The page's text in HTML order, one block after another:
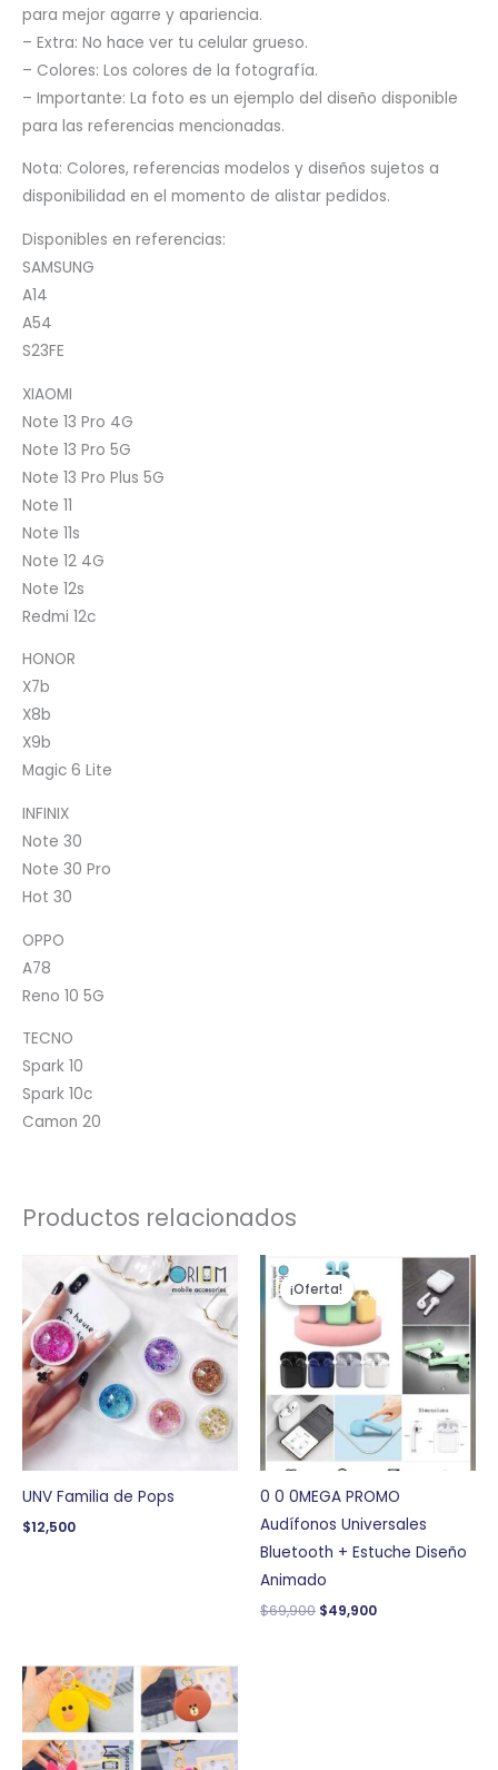
para mejor agarre y apariencia.
– Extra: No hace ver tu celular grueso.
– Colores: Los colores de la fotografía.
– Importante: La foto es un ejemplo del diseño disponible
para las referencias mencionadas.
Nota: Colores, referencias modelos y diseños sujetos a
disponibilidad en el momento de alistar pedidos.
Disponibles en referencias:
SAMSUNG
A14
A54
S23FE
XIAOMI
Note 13 Pro 4G
Note 13 Pro 5G
Note 13 Pro Plus 5G
Note 11
Note 11s
Note 12 4G
Note 12s
Redmi 12c
HONOR
X7b
X8b
X9b
Magic 6 Lite
INFINIX
Note 30
Note 30 Pro
Hot 30
OPPO
A78
Reno 10 5G
TECNO
Spark 10
Spark 10c
Camon 20
Productos relacionados
UNV Familia de Pops
$12,500
¡Oferta!
¡Oferta!
0 0 0MEGA PROMO
Audífonos Universales
Bluetooth + Estuche Diseño
Animado
$69,900
El
precio
original
era:
$69,900.
$49,900
precio
actual
es:
$49,900.